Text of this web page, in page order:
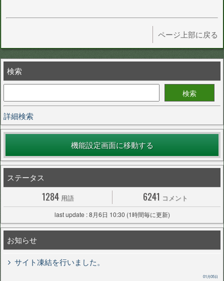
ページ上部に戻る
検索
詳細検索
機能設定画面に移動する
ステータス
1284 用語 6241 コメント
last update : 8月6日 10:30 (1時間毎に更新)
お知らせ
サイト凍結を行いました。
01月05日